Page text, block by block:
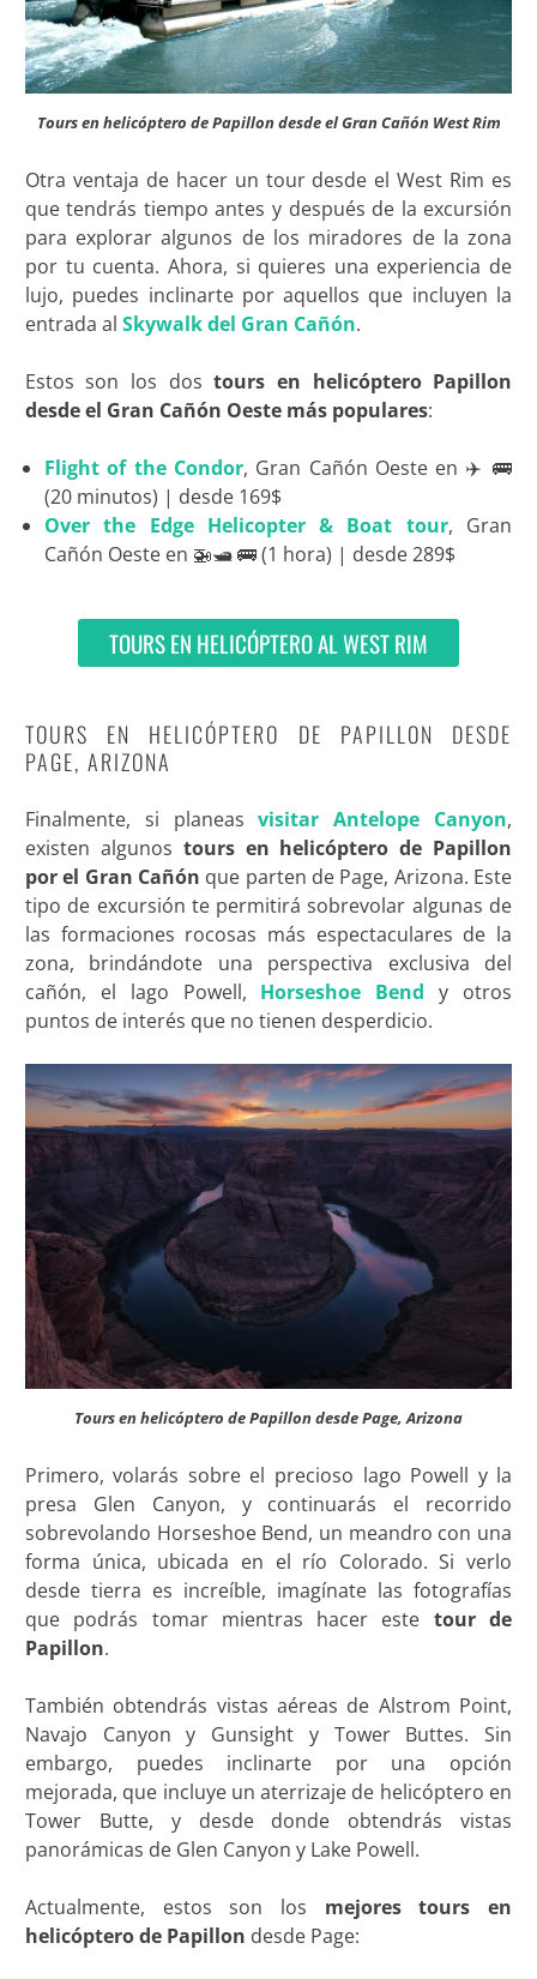
Tours en helicóptero de Papillon desde el Gran Cañón West Rim
Otra ventaja de hacer un tour desde el West Rim es
que tendrás tiempo antes y después de la excursión
para explorar algunos de los miradores de la zona
por tu cuenta. Ahora, si quieres una experiencia de
lujo, puedes inclinarte por aquellos que incluyen la
entrada al Skywalk del Gran Cañón.
Estos son los dostours en helicóptero Papillon
desde el Gran Cañón Oeste más populares:
Flight of the Condor, Gran Cañón Oeste en ✈️ 🚌
(20 minutos) | desde 169$
Over the Edge Helicopter & Boat tour, Gran
Cañón Oeste en 🚁🛥️ 🚌 (1 hora) | desde 289$
TOURS EN HELICÓPTERO AL WEST RIM
TOURS EN HELICÓPTERO DE PAPILLON DESDE
PAGE, ARIZONA
Finalmente, si planeasvisitar Antelope Canyon,
existen algunos tours en helicóptero de Papillon
por el Gran Cañón que parten de Page, Arizona. Este
tipo de excursión te permitirá sobrevolar algunas de
las formaciones rocosas más espectaculares de la
zona, brindándote una perspectiva exclusiva del
cañón, el lago Powell, Horseshoe Bend y otros
puntos de interés que no tienen desperdicio.
Tours en helicóptero de Papillon desde Page, Arizona
Primero, volarás sobre el precioso lago Powell y la
presa Glen Canyon, y continuarás el recorrido
sobrevolando Horseshoe Bend, un meandro con una
forma única, ubicada en el río Colorado. Si verlo
desde tierra es increíble, imagínate las fotografías
que podrás tomar mientras hacer este tour de
Papillon.
También obtendrás vistas aéreas de Alstrom Point,
Navajo Canyon y Gunsight y Tower Buttes. Sin
embargo, puedes inclinarte por una opción
mejorada, que incluye un aterrizaje de helicóptero en
Tower Butte, y desde donde obtendrás vistas
panorámicas de Glen Canyon y Lake Powell.
Actualmente, estos son los mejores tours en
helicóptero de Papillon desde Page: